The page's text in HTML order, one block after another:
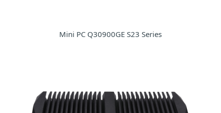
Mini PC Q30900GE S23 Series